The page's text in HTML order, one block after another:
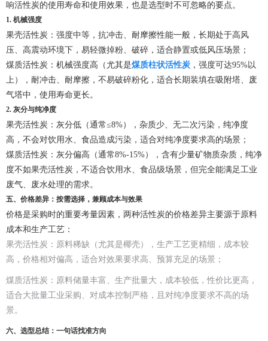
响活性炭的使用寿命和使用效果，也是选型时不可忽略的要点。
1. 机械强度
果壳活性炭：强度中等，抗冲击、耐摩擦性能一般，长期处于高风
压、高震动环境下，易轻微掉粉、破碎，适合静置或低风压场景；
煤质活性炭：机械强度高（尤其是煤质柱状活性炭 ，强度可达95%以
上），耐冲击、耐摩擦，不易破碎粉化，适合长期装填在吸附塔、废
气塔中，使用寿命更长。
2. 灰分与纯净度
果壳活性炭：灰分低（通常≤8%），杂质少、无二次污染，纯净度
高，不会对饮用水、食品造成污染，适合对纯净度要求高的场景；
煤质活性炭：灰分偏高（通常8%-15%），含有少量矿物质杂质，纯净
度不如果壳活性炭，不适合饮用水、食品级场景，但完全能满足工业
废气、废水处理的需求。
五、价格差异：按需选择，兼顾成本与效果
价格是采购时的重要考量因素，两种活性炭的价格差异主要源于原料
成本和生产工艺：
果壳活性炭：原料稀缺（尤其是椰壳），生产工艺更精细，成本较
高，价格相对偏高，适合对效果要求高、预算充足的场景；
煤质活性炭：原料储量丰富、生产批量大，成本较低，性价比更高，
适合大批量工业采购、对成本控制严格，且对纯净度要求不高的场
景。
六、选型总结：一句话找准方向